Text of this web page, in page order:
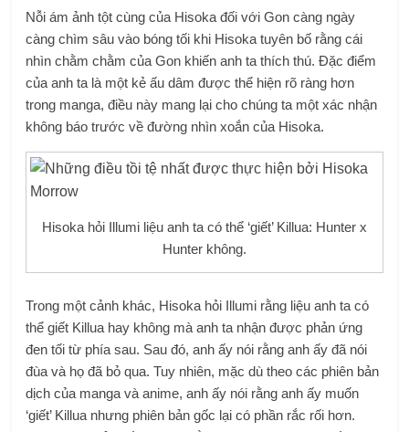
Nỗi ám ảnh tột cùng của Hisoka đối với Gon càng ngày
càng chìm sâu vào bóng tối khi Hisoka tuyên bố rằng cái
nhìn chằm chằm của Gon khiến anh ta thích thú. Đặc điểm
của anh ta là một kẻ ấu dâm được thể hiện rõ ràng hơn
trong manga, điều này mang lại cho chúng ta một xác nhận
không báo trước về đường nhìn xoắn của Hisoka.
Hisoka hỏi Illumi liệu anh ta có thể ‘giết’ Killua: Hunter x
Hunter không.
Trong một cảnh khác, Hisoka hỏi Illumi rằng liệu anh ta có
thể giết Killua hay không mà anh ta nhận được phản ứng
đen tối từ phía sau. Sau đó, anh ấy nói rằng anh ấy đã nói
đùa và họ đã bỏ qua. Tuy nhiên, mặc dù theo các phiên bản
dịch của manga và anime, anh ấy nói rằng anh ấy muốn
‘giết’ Killua nhưng phiên bản gốc lại có phần rắc rối hơn.